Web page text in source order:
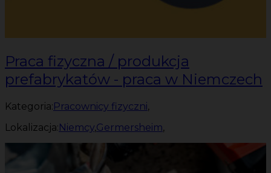
Praca fizyczna / produkcja
prefabrykatów - praca w Niemczech
Kategoria: Pracownicy fizyczni,
Lokalizacja: Niemcy,Germersheim,